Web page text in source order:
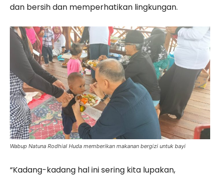
dan bersih dan memperhatikan lingkungan.
Wabup Natuna Rodhial Huda memberikan makanan bergizi untuk bayi
“Kadang-kadang hal ini sering kita lupakan,